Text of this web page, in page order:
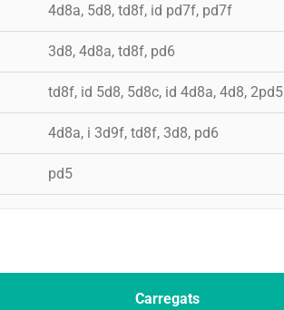
4d8a, 5d8, td8f, id pd7f, pd7f
3d8, 4d8a, td8f, pd6
td8f, id 5d8, 5d8c, id 4d8a, 4d8, 2pd5
4d8a, i 3d9f, td8f, 3d8, pd6
pd5
Carregats